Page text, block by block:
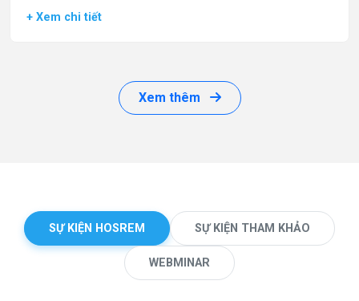
+ Xem chi tiết
Xem thêm
SỰ KIỆN HOSREM SỰ KIỆN THAM KHẢO
WEBMINAR